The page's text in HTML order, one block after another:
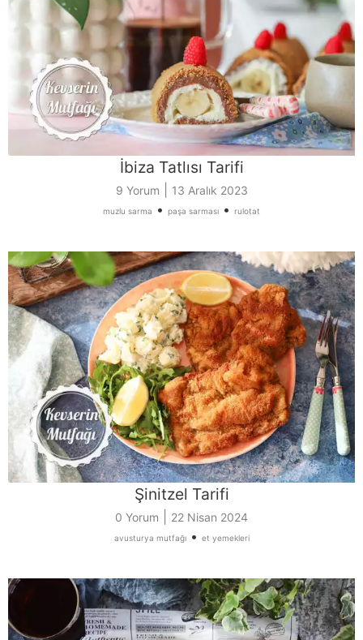
İbiza Tatlısı Tarifi
9 Yorum 13 Aralık 2023
muzlu sarma • paşa sarması • rulotat
Şinitzel Tarifi
0 Yorum 22 Nisan 2024
avusturya mutfağı• et yemekleri